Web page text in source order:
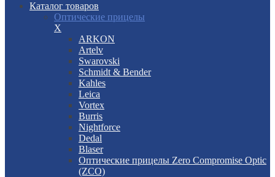
Каталог товаров
Оптические прицелы
X
ARKON
Artelv
Swarovski
Schmidt & Bender
Kahles
Leica
Vortex
Burris
Nightforce
Dedal
Blaser
Оптические прицелы Zero Compromise Optic
(ZCO)